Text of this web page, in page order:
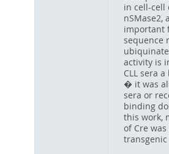
in cell-cell
nSMase2,
important
sequence
activity is
CLL sera
� it was
sera or
binding
this work,
of Cre
transgenic